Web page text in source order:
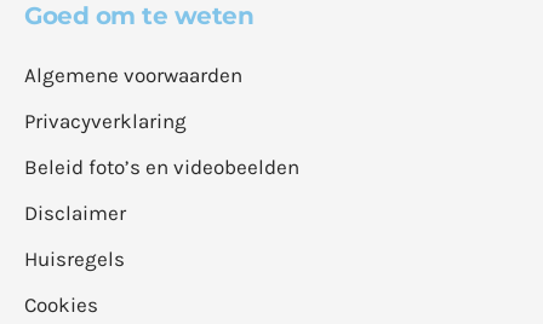
Goed om te weten
Algemene voorwaarden
Privacyverklaring
Beleid foto’s en videobeelden
Disclaimer
Huisregels
Cookies